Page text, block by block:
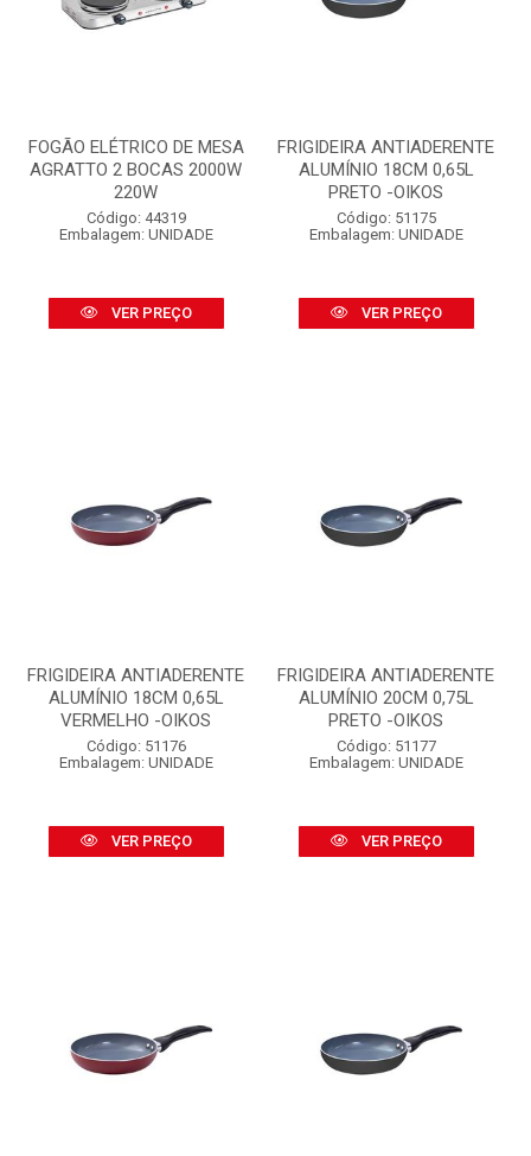
FOGÃO ELÉTRICO DE MESA
AGRATTO 2 BOCAS 2000W
220W
Código: 44319
Embalagem: UNIDADE
VER PREÇO
FRIGIDEIRA ANTIADERENTE
ALUMÍNIO 18CM 0,65L
PRETO -OIKOS
Código: 51175
Embalagem: UNIDADE
VER PREÇO
FRIGIDEIRA ANTIADERENTE
ALUMÍNIO 18CM 0,65L
VERMELHO -OIKOS
Código: 51176
Embalagem: UNIDADE
VER PREÇO
FRIGIDEIRA ANTIADERENTE
ALUMÍNIO 20CM 0,75L
PRETO -OIKOS
Código: 51177
Embalagem: UNIDADE
VER PREÇO